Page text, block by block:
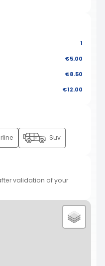
1
€5.00
€8.50
€12.00
Suv
validation of your